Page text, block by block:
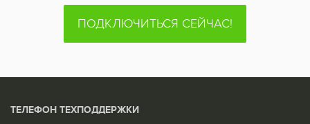
ПОДКЛЮЧИТЬСЯ СЕЙЧАС!
ТЕЛЕФОН ТЕХПОДДЕРЖКИ